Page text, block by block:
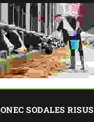
SODALES RISUS